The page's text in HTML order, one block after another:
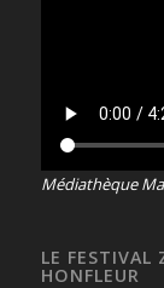
Médiathèque
LE
HONFLEUR